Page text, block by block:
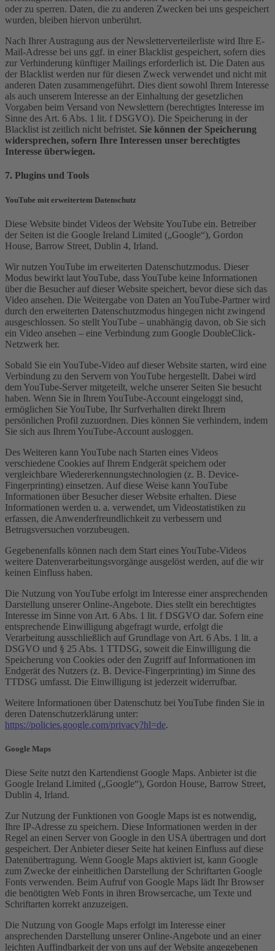
oder zu sperren. Daten, die zu anderen Zwecken bei uns gespeichert
wurden, bleiben hiervon unberührt.
Nach Ihrer Austragung aus der Newsletterverteilerliste wird Ihre E-
Mail-Adresse bei uns ggf. in einer Blacklist gespeichert, sofern dies
zur Verhinderung künftiger Mailings erforderlich ist. Die Daten aus
der Blacklist werden nur für diesen Zweck verwendet und nicht mit
anderen Daten zusammengeführt. Dies dient sowohl Ihrem Interesse
als auch unserem Interesse an der Einhaltung der gesetzlichen
Vorgaben beim Versand von Newslettern (berechtigtes Interesse im
Sinne des Art. 6 Abs. 1 lit. f DSGVO). Die Speicherung in der
Blacklist ist zeitlich nicht befristet. Sie können der Speicherung
widersprechen, sofern Ihre Interessen unser berechtigtes
Interesse überwiegen.
7. Plugins und Tools
YouTube mit erweitertem Datenschutz
Diese Website bindet Videos der Website YouTube ein. Betreiber
der Seiten ist die Google Ireland Limited („Google“), Gordon
House, Barrow Street, Dublin 4, Irland.
Wir nutzen YouTube im erweiterten Datenschutzmodus. Dieser
Modus bewirkt laut YouTube, dass YouTube keine Informationen
über die Besucher auf dieser Website speichert, bevor diese sich das
Video ansehen. Die Weitergabe von Daten an YouTube-Partner wird
durch den erweiterten Datenschutzmodus hingegen nicht zwingend
ausgeschlossen. So stellt YouTube – unabhängig davon, ob Sie sich
ein Video ansehen – eine Verbindung zum Google DoubleClick-
Netzwerk her.
Sobald Sie ein YouTube-Video auf dieser Website starten, wird eine
Verbindung zu den Servern von YouTube hergestellt. Dabei wird
dem YouTube-Server mitgeteilt, welche unserer Seiten Sie besucht
haben. Wenn Sie in Ihrem YouTube-Account eingeloggt sind,
ermöglichen Sie YouTube, Ihr Surfverhalten direkt Ihrem
persönlichen Profil zuzuordnen. Dies können Sie verhindern, indem
Sie sich aus Ihrem YouTube-Account ausloggen.
Des Weiteren kann YouTube nach Starten eines Videos
verschiedene Cookies auf Ihrem Endgerät speichern oder
vergleichbare Wiedererkennungstechnologien (z. B. Device-
Fingerprinting) einsetzen. Auf diese Weise kann YouTube
Informationen über Besucher dieser Website erhalten. Diese
Informationen werden u. a. verwendet, um Videostatistiken zu
erfassen, die Anwenderfreundlichkeit zu verbessern und
Betrugsversuchen vorzubeugen.
Gegebenenfalls können nach dem Start eines YouTube-Videos
weitere Datenverarbeitungsvorgänge ausgelöst werden, auf die wir
keinen Einfluss haben.
Die Nutzung von YouTube erfolgt im Interesse einer ansprechenden
Darstellung unserer Online-Angebote. Dies stellt ein berechtigtes
Interesse im Sinne von Art. 6 Abs. 1 lit. f DSGVO dar. Sofern eine
entsprechende Einwilligung abgefragt wurde, erfolgt die
Verarbeitung ausschließlich auf Grundlage von Art. 6 Abs. 1 lit. a
DSGVO und § 25 Abs. 1 TTDSG, soweit die Einwilligung die
Speicherung von Cookies oder den Zugriff auf Informationen im
Endgerät des Nutzers (z. B. Device-Fingerprinting) im Sinne des
TTDSG umfasst. Die Einwilligung ist jederzeit widerrufbar.
Weitere Informationen über Datenschutz bei YouTube finden Sie in
deren Datenschutzerklärung unter:
https://policies.google.com/privacy?hl=de.
Google Maps
Diese Seite nutzt den Kartendienst Google Maps. Anbieter ist die
Google Ireland Limited („Google“), Gordon House, Barrow Street,
Dublin 4, Irland.
Zur Nutzung der Funktionen von Google Maps ist es notwendig,
Ihre IP-Adresse zu speichern. Diese Informationen werden in der
Regel an einen Server von Google in den USA übertragen und dort
gespeichert. Der Anbieter dieser Seite hat keinen Einfluss auf diese
Datenübertragung. Wenn Google Maps aktiviert ist, kann Google
zum Zwecke der einheitlichen Darstellung der Schriftarten Google
Fonts verwenden. Beim Aufruf von Google Maps lädt Ihr Browser
die benötigten Web Fonts in ihren Browsercache, um Texte und
Schriftarten korrekt anzuzeigen.
Die Nutzung von Google Maps erfolgt im Interesse einer
ansprechenden Darstellung unserer Online-Angebote und an einer
leichten Auffindbarkeit der von uns auf der Website angegebenen